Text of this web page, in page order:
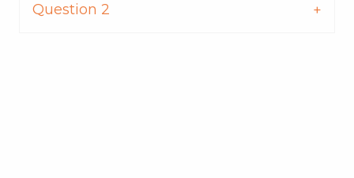
Question 2